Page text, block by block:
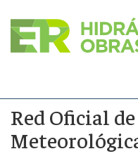
Red Oficial